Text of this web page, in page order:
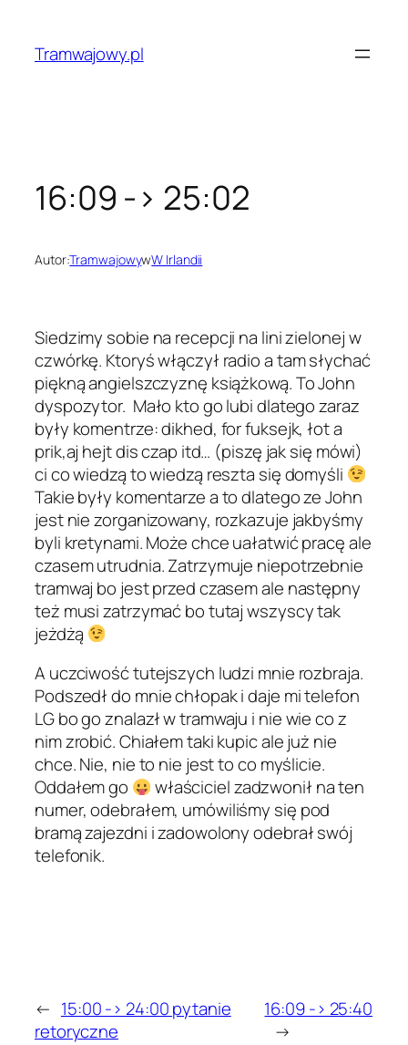
treściTramwajowy.pl
16:09 -> 25:02
Autor:TramwajowywW Irlandii
Siedzimy sobie na recepcji na lini zielonej w
czwórkę. Ktoryś włączył radio a tam słychać
piękną angielszczyznę książkową. To John
dyspozytor. Mało kto go lubi dlatego zaraz
były komentrze: dikhed, for fuksejk, łot a
prik,aj hejt dis czap itd… (piszę jak się mówi)
ci co wiedzą to wiedzą reszta się domyśli
Takie były komentarze a to dlatego ze John
jest nie zorganizowany, rozkazuje jakbyśmy
byli kretynami. Może chce uałatwić pracę ale
czasem utrudnia. Zatrzymuje niepotrzebnie
tramwaj bo jest przed czasem ale następny
też musi zatrzymać bo tutaj wszyscy tak
jeżdżą
A uczciwość tutejszych ludzi mnie rozbraja.
Podszedł do mnie chłopak i daje mi telefon
LG bo go znalazł w tramwaju i nie wie co z
nim zrobić. Chiałem taki kupic ale już nie
chce. Nie, nie to nie jest to co myślicie.
Oddałem go
właściciel zadzwonił na ten
numer, odebrałem, umówiliśmy się pod
bramą zajezdni i zadowolony odebrał swój
telefonik.
← 15:00 -> 24:00 pytanie
retoryczne
16:09 -> 25:40
→